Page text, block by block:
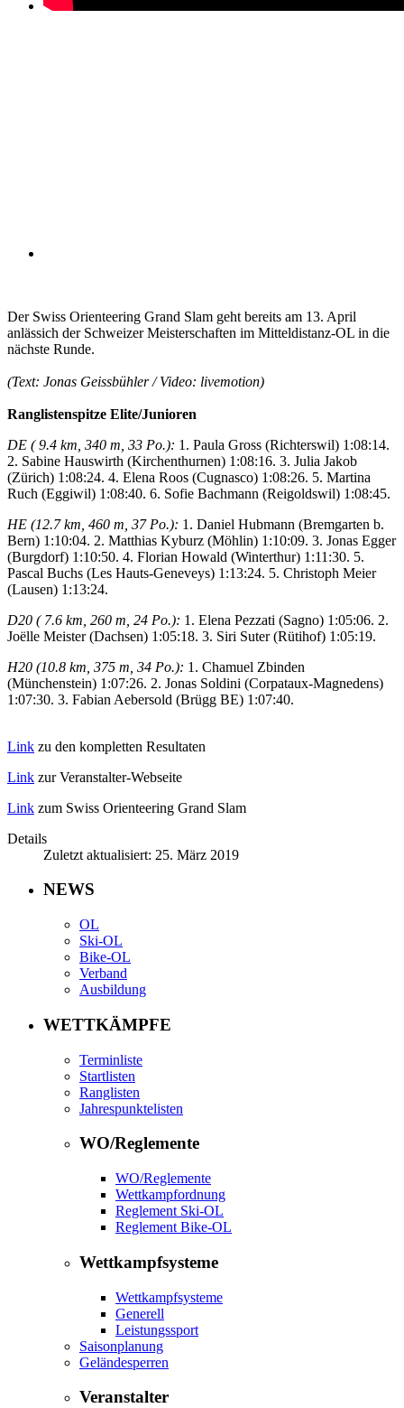
Der Swiss Orienteering Grand Slam geht bereits am 13. April
anlässich der Schweizer Meisterschaften im Mitteldistanz-OL in die
nächste Runde.
(Text: Jonas Geissbühler / Video: livemotion)
Ranglistenspitze Elite/Junioren
DE ( 9.4 km, 340 m, 33 Po.): 1. Paula Gross (Richterswil) 1:08:14.
2. Sabine Hauswirth (Kirchenthurnen) 1:08:16. 3. Julia Jakob
(Zürich) 1:08:24. 4. Elena Roos (Cugnasco) 1:08:26. 5. Martina
Ruch (Eggiwil) 1:08:40. 6. Sofie Bachmann (Reigoldswil) 1:08:45.
HE (12.7 km, 460 m, 37 Po.): 1. Daniel Hubmann (Bremgarten b.
Bern) 1:10:04. 2. Matthias Kyburz (Möhlin) 1:10:09. 3. Jonas Egger
(Burgdorf) 1:10:50. 4. Florian Howald (Winterthur) 1:11:30. 5.
Pascal Buchs (Les Hauts-Geneveys) 1:13:24. 5. Christoph Meier
(Lausen) 1:13:24.
D20 ( 7.6 km, 260 m, 24 Po.): 1. Elena Pezzati (Sagno) 1:05:06. 2.
Joëlle Meister (Dachsen) 1:05:18. 3. Siri Suter (Rütihof) 1:05:19.
H20 (10.8 km, 375 m, 34 Po.): 1. Chamuel Zbinden
(Münchenstein) 1:07:26. 2. Jonas Soldini (Corpataux-Magnedens)
1:07:30. 3. Fabian Aebersold (Brügg BE) 1:07:40.
Link zu den kompletten Resultaten
Link zur Veranstalter-Webseite
Link zum Swiss Orienteering Grand Slam
Details
Zuletzt aktualisiert: 25. März 2019
NEWS
OL
Ski-OL
Bike-OL
Verband
Ausbildung
WETTKÄMPFE
Terminliste
Startlisten
Ranglisten
Jahrespunktelisten
WO/Reglemente
WO/Reglemente
Wettkampfordnung
Reglement Ski-OL
Reglement Bike-OL
Wettkampfsysteme
Wettkampfsysteme
Generell
Leistungssport
Saisonplanung
Geländesperren
Veranstalter